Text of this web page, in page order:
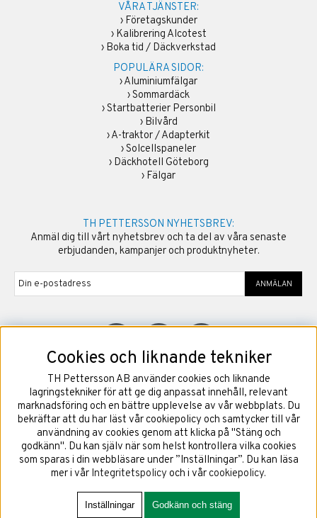
VÅRA TJÄNSTER:
› Företagskunder
› Kalibrering Alcotest
› Boka tid / Däckverkstad
POPULÄRA SIDOR:
›Aluminiumfälgar
›Sommardäck
›Startbatterier Personbil
› Bilvård
›A-traktor / Adapterkit
›Solcellspaneler
› Däckhotell Göteborg
› Fälgar
TH PETTERSSON NYHETSBREV:
Anmäl dig till vårt nyhetsbrev och ta del av våra senaste
erbjudanden, kampanjer och produktnyheter.
ANMÄLAN
©2026Copyright TH Pettersson AB
Cookies och liknande tekniker
TH Pettersson AB använder cookies och liknande
lagringstekniker för att ge dig anpassat innehåll, relevant
marknadsföring och en bättre upplevelse av vår webbplats. Du
bekräftar att du har läst vår cookiepolicy och samtycker till vår
användning av cookies genom att klicka på "Stäng och
godkänn". Du kan själv när som helst kontrollera vilka cookies
som sparas i din webbläsare under ”Inställningar”. Du kan läsa
mer i vår Integritetspolicy och i vår cookiepolicy.
Inställningar Godkänn och stäng